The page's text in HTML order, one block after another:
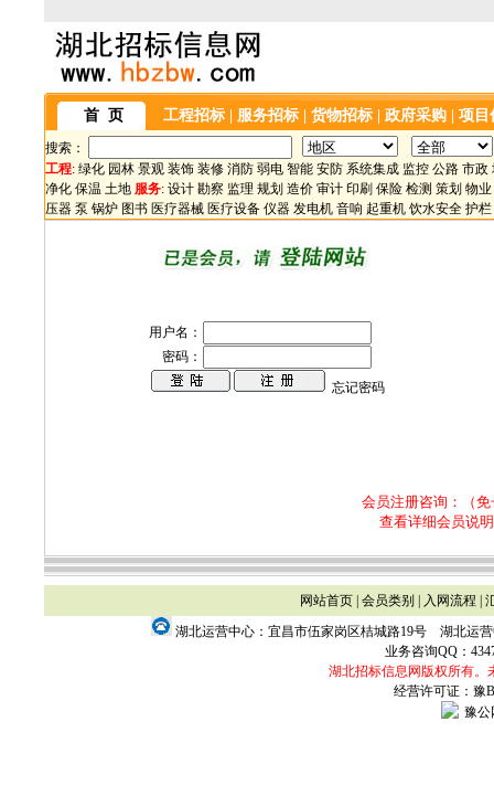
首 页 工程招标 服务招标 货物招标 政府采购 项目
搜索：
工程: 绿化 园林 景观 装饰 装修 消防 弱电 智能 安防 系统集成 监控 公路 市政
净化 保温 土地 服务: 设计 勘察 监理 规划 造价 审计 印刷 保险 检测 策划 物业
压器 泵 锅炉 图书 医疗器械 医疗设备 仪器 发电机 音响 起重机 饮水安全 护栏
用户名：
密码：
忘记密码
会员注册咨询：（免
查看详细会员说
网站首页| 会员类别 入网流程
湖北运营中心：宜昌市伍家岗区桔城路19号 湖北运
业务咨询QQ：
湖北招标信息网版权所有。
经营许可证：豫
豫公